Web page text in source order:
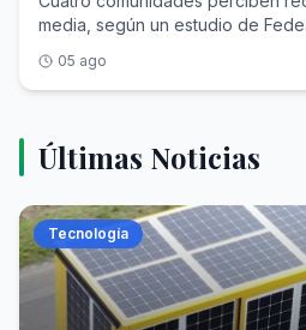
media, según un estudio de
05 ago
Últimas Noticias
Tecnología